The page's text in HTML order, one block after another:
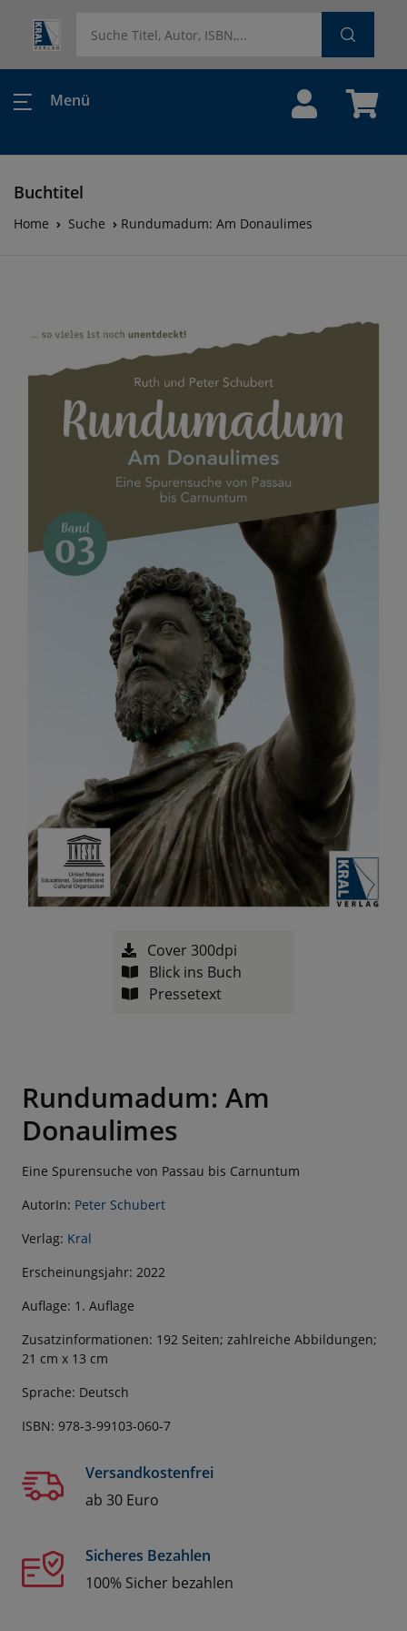
Menü
Buchtitel
Home Suche Rundumadum: Am Donaulimes
Cover 300dpi
Blick ins Buch
Pressetext
Rundumadum: Am
Donaulimes
Eine Spurensuche von Passau bis Carnuntum
AutorIn: Peter Schubert
Verlag: Kral
Erscheinungsjahr: 2022
Auflage: 1. Auflage
Zusatzinformationen: 192 Seiten; zahlreiche Abbildungen;
21 cm x 13 cm
Sprache: Deutsch
ISBN: 978-3-99103-060-7
Versandkostenfrei
ab 30 Euro
Sicheres Bezahlen
100% Sicher bezahlen